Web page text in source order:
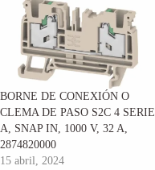
BORNE DE CONEXIÓN O
CLEMA DE PASO S2C 4 SERIE
A, SNAP IN, 1000 V, 32 A,
2874820000
15 abril, 2024